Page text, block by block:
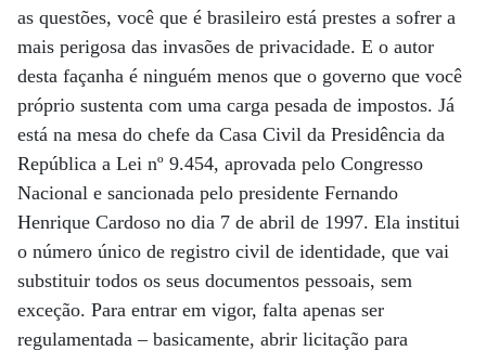
as questões, você que é brasileiro está prestes a sofrer a
mais perigosa das invasões de privacidade. E o autor
desta façanha é ninguém menos que o governo que você
próprio sustenta com uma carga pesada de impostos. Já
está na mesa do chefe da Casa Civil da Presidência da
República a Lei nº 9.454, aprovada pelo Congresso
Nacional e sancionada pelo presidente Fernando
Henrique Cardoso no dia 7 de abril de 1997. Ela institui
o número único de registro civil de identidade, que vai
substituir todos os seus documentos pessoais, sem
exceção. Para entrar em vigor, falta apenas ser
regulamentada – basicamente, abrir licitação para